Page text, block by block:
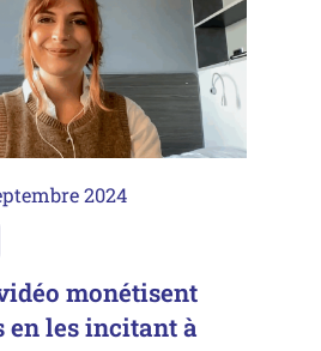
2024
monétisent
en les incitant à